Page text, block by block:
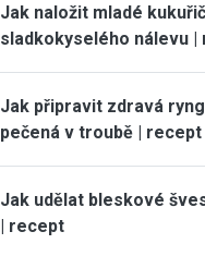
Jak naložit mladé
sladkokyselého nálevu |
Jak připravit zdravá
pečená v troubě | recept
Jak udělat bleskové
| recept